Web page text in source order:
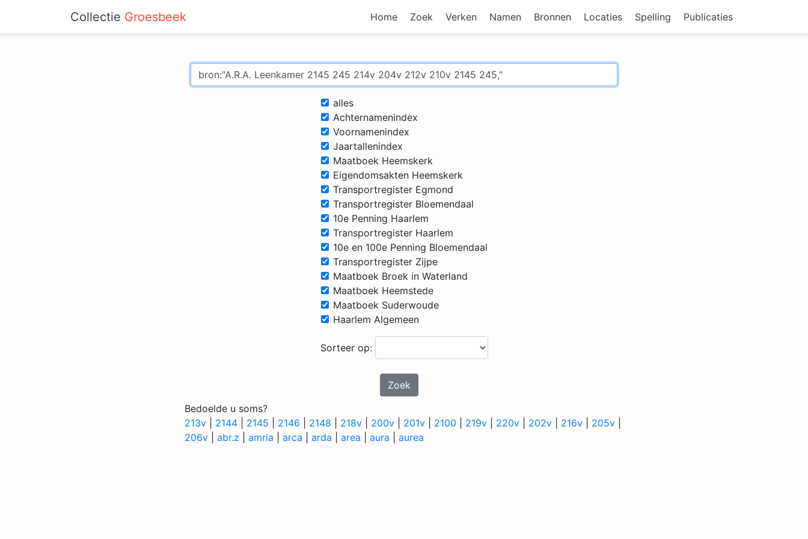
Collectie Groesbeek Home Zoek Verken Namen Bronnen Locaties Spelling Publicaties
alles
Achternamenindex
Voornamenindex
Jaartallenindex
Maatboek Heemskerk
Eigendomsakten Heemskerk
Transportregister Egmond
Transportregister Bloemendaal
10e Penning Haarlem
Transportregister Haarlem
10e en 100e Penning Bloemendaal
Transportregister Zijpe
Maatboek Broek in Waterland
Maatboek Heemstede
Maatboek Suderwoude
Haarlem Algemeen
Sorteer op:
Zoek
Bedoelde u soms?
213v
2144 2145 2146 2148 218v 200v 201v 2100 219v 220v 202v 216v 205v
206v
abr.z amria arca arda area aura aurea